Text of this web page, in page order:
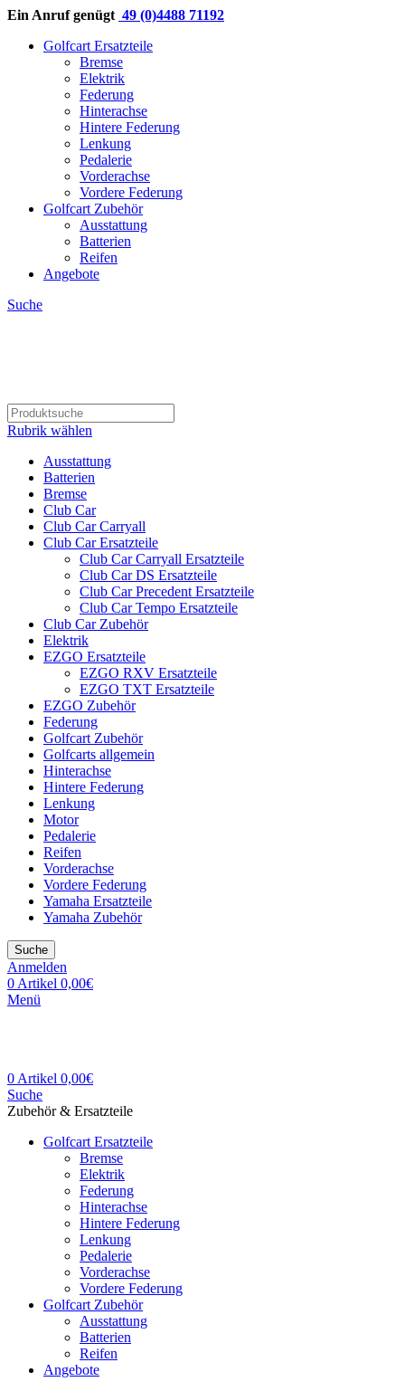
Ein Anruf genügt 49 (0)4488 71192
Golfcart Ersatzteile
Bremse
Elektrik
Federung
Hinterachse
Hintere Federung
Lenkung
Pedalerie
Vorderachse
Vordere Federung
Golfcart Zubehör
Ausstattung
Batterien
Reifen
Angebote
Suche
Rubrik wählen
Ausstattung
Batterien
Bremse
Club Car
Club Car Carryall
Club Car Ersatzteile
Club Car Carryall Ersatzteile
Club Car DS Ersatzteile
Club Car Precedent Ersatzteile
Club Car Tempo Ersatzteile
Club Car Zubehör
Elektrik
EZGO Ersatzteile
EZGO RXV Ersatzteile
EZGO TXT Ersatzteile
EZGO Zubehör
Federung
Golfcart Zubehör
Golfcarts allgemein
Hinterachse
Hintere Federung
Lenkung
Motor
Pedalerie
Reifen
Vorderachse
Vordere Federung
Yamaha Ersatzteile
Yamaha Zubehör
Suche
Anmelden
0 Artikel 0,00€
Menü
0 Artikel 0,00€
Suche
Zubehör & Ersatzteile
Golfcart Ersatzteile
Bremse
Elektrik
Federung
Hinterachse
Hintere Federung
Lenkung
Pedalerie
Vorderachse
Vordere Federung
Golfcart Zubehör
Ausstattung
Batterien
Reifen
Angebote